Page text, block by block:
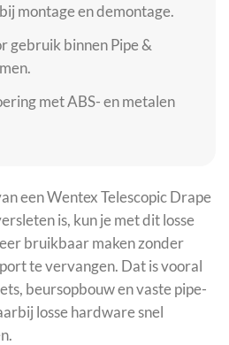
montage en demontage.
gebruik binnen Pipe &
met ABS- en metalen
een Wentex Telescopic Drape
is, kun je met dit losse
bruikbaar maken zonder
te vervangen. Dat is vooral
beursopbouw en vaste pipe-
losse hardware snel